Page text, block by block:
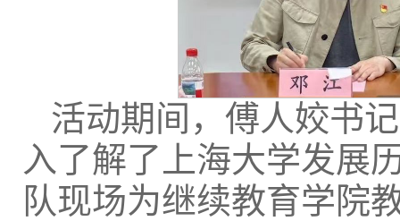
活动期间，傅人姣书
入了解了上海大学发展
队现场为继续教育学院